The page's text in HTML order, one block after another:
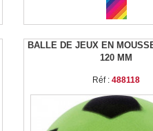
BALLE DE JEUX EN
120 MM
Réf :488118